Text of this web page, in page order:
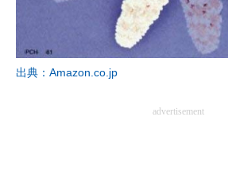
出典：Amazon.co.jp
advertisement